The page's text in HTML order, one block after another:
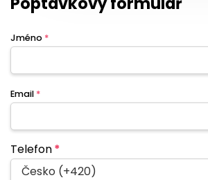
Jméno *
Email *
Telefon*
Česko (+420)